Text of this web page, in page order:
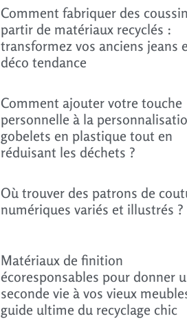
Comment fabriquer des
partir de matériaux recyclés :
transformez vos anciens jeans
déco tendance
Comment ajouter votre touche
personnelle à la
gobelets en plastique tout en
réduisant les déchets ?
Où trouver des patrons de
numériques variés et illustrés ?
Matériaux de finition
écoresponsables pour donner
seconde vie à vos vieux
guide ultime du recyclage chic